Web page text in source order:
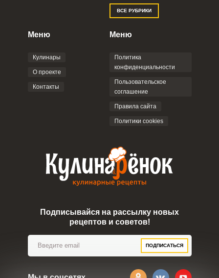
Отправляя эту форму, вы соглашаетесь с
Политикой
Пользовательским
соглашением
ВСЕ РУБРИКИ
Меню
Кулинары
О проекте
Контакты
Меню
Политика
конфиденциальности
Пользовательское
соглашение
Правила сайта
Политики cookies
Подписывайся на рассылку новых
рецептов и советов!
ПОДПИСАТЬСЯ